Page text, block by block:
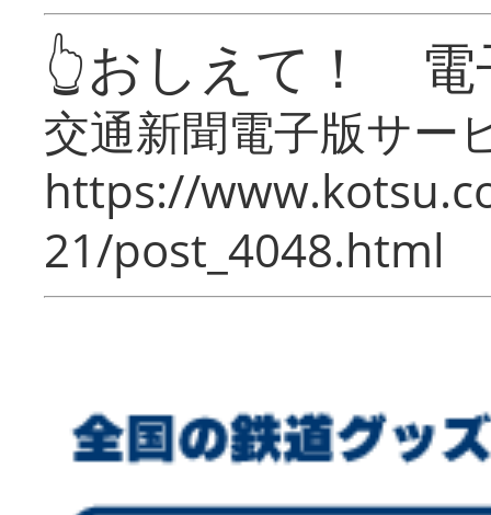
👆おしえて！ 電
交通新聞電子版サー
https://
21/post_4048.html